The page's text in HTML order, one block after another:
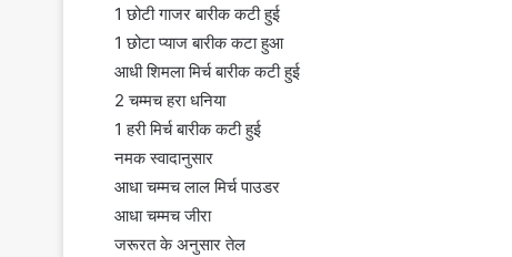
1 छोटी गाजर बारीक कटी हुई
1 छोटा प्याज बारीक कटा हुआ
आधी शिमला मिर्च बारीक कटी हुई
2 चम्मच हरा धनिया
1 हरी मिर्च बारीक कटी हुई
नमक स्वादानुसार
आधा चम्मच लाल मिर्च पाउडर
आधा चम्मच जीरा
जरूरत के अनुसार तेल